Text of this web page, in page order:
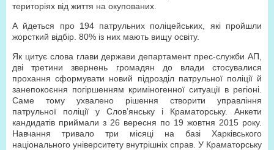
територіях від життя на окупованих.
А йдеться про 194 патрульних поліцейських, які пройшли
жорсткий відбір. 80% із них мають вищу освіту.
Як цитує слова глави держави департамент прес-служби АП,
дві третини звернень громадян до влади стосувалися
прохання сформувати новий підрозділ патрульної поліції й
занепокоєння погіршенням криміногенної ситуації в регіоні.
Саме тому ухвалено рішення створити управління
патрульної поліції у Слов’янську і Краматорську. Анкети
кандидатів приймали з 26 вересня по 19 жовтня 2015 року.
Навчання тривало три місяці на базі Харківського
національного університету внутрішніх справ. У Краматорську